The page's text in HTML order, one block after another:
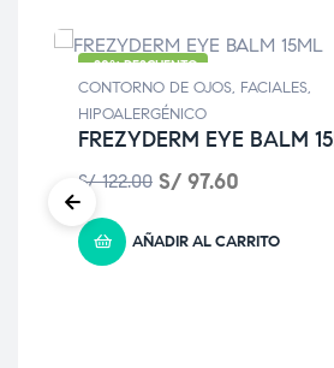
-20% DESCUENTO
CONTORNO DE OJOS, FACIALES,
HIPOALERGÉNICO
FREZYDERM EYE BALM
S/122.00 S/ 97.60
AÑADIR AL CARRITO